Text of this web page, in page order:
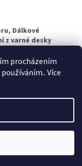
procházením
Více
Dálkové
z varné desky
práva vyhrazena.